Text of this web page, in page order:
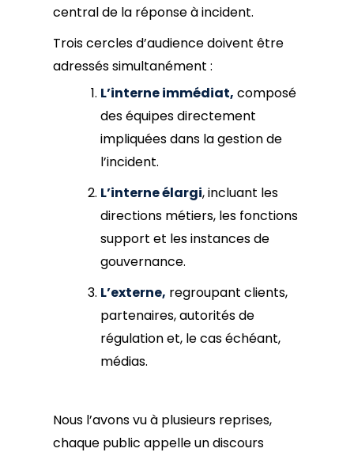
central de la réponse à incident.
Trois cercles d’audience doivent être
adressés simultanément :
L’interne immédiat, composé
des équipes directement
impliquées dans la gestion de
l’incident.
L’interne élargi, incluant les
directions métiers, les fonctions
support et les instances de
gouvernance.
L’externe, regroupant clients,
partenaires, autorités de
régulation et, le cas échéant,
médias.
Nous l’avons vu à plusieurs reprises,
chaque public appelle un discours